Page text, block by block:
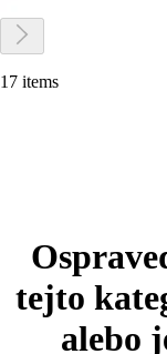
17 items
tejto
alebo